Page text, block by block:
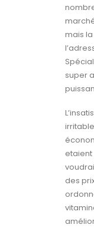
mais
super
des